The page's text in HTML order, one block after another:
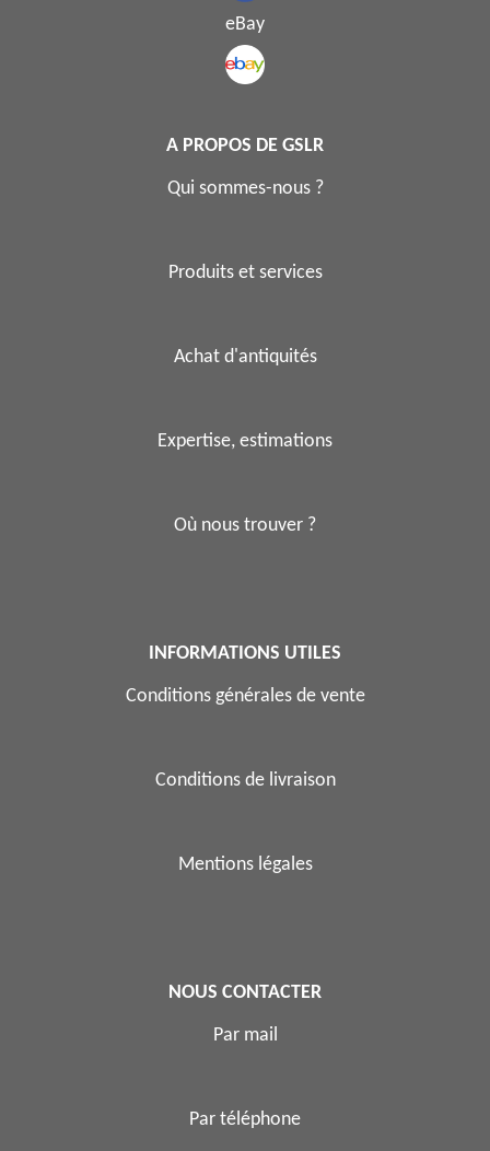
eBay
A PROPOS DE GSLR
Qui sommes-nous ?
Produits et services
Achat d'antiquités
Expertise, estimations
Où nous trouver ?
INFORMATIONS UTILES
Conditions générales de vente
Conditions de livraison
Mentions légales
NOUS CONTACTER
Par mail
Par téléphone